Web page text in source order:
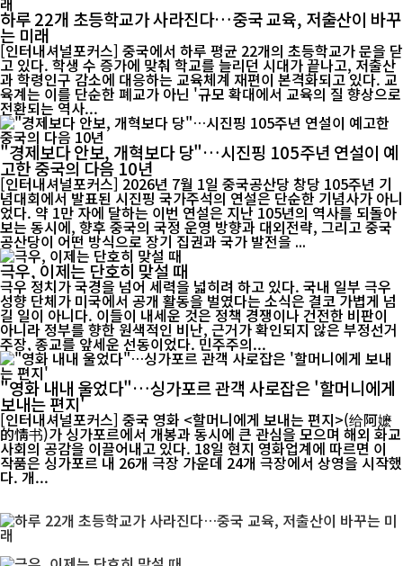
하루 22개 초등학교가 사라진다…중국 교육, 저출산이 바꾸
는 미래
[인터내셔널포커스] 중국에서 하루 평균 22개의 초등학교가 문을 닫
고 있다. 학생 수 증가에 맞춰 학교를 늘리던 시대가 끝나고, 저출산
과 학령인구 감소에 대응하는 교육체계 재편이 본격화되고 있다. 교
육계는 이를 단순한 폐교가 아닌 '규모 확대에서 교육의 질 향상으로
전환되는 역사...
"경제보다 안보, 개혁보다 당"…시진핑 105주년 연설이 예
고한 중국의 다음 10년
[인터내셔널포커스] 2026년 7월 1일 중국공산당 창당 105주년 기
념대회에서 발표된 시진핑 국가주석의 연설은 단순한 기념사가 아니
었다. 약 1만 자에 달하는 이번 연설은 지난 105년의 역사를 되돌아
보는 동시에, 향후 중국의 국정 운영 방향과 대외전략, 그리고 중국
공산당이 어떤 방식으로 장기 집권과 국가 발전을 ...
극우, 이제는 단호히 맞설 때
극우 정치가 국경을 넘어 세력을 넓히려 하고 있다. 국내 일부 극우
성향 단체가 미국에서 공개 활동을 벌였다는 소식은 결코 가볍게 넘
길 일이 아니다. 이들이 내세운 것은 정책 경쟁이나 건전한 비판이
아니라 정부를 향한 원색적인 비난, 근거가 확인되지 않은 부정선거
주장, 종교를 앞세운 선동이었다. 민주주의...
"영화 내내 울었다"…싱가포르 관객 사로잡은 '할머니에게
보내는 편지'
[인터내셔널포커스] 중국 영화 <할머니에게 보내는 편지>(给阿嬷
的情书)가 싱가포르에서 개봉과 동시에 큰 관심을 모으며 해외 화교
사회의 공감을 이끌어내고 있다. 18일 현지 영화업계에 따르면 이
작품은 싱가포르 내 26개 극장 가운데 24개 극장에서 상영을 시작했
다. 개...